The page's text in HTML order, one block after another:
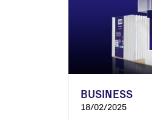
BUSINESS
18/02/2025